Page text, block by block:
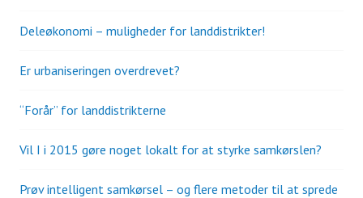
Deleøkonomi – muligheder for landdistrikter!
Er urbaniseringen overdrevet?
“Forår” for landdistrikterne
Vil I i 2015 gøre noget lokalt for at styrke samkørslen?
Prøv intelligent samkørsel – og flere metoder til at sprede